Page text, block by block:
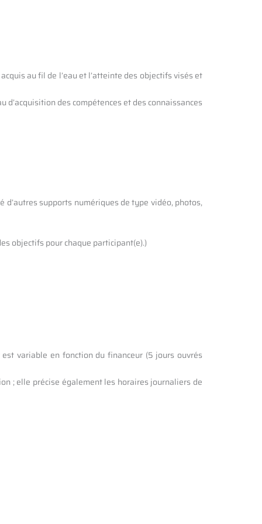
au fil de l’eau et l’atteinte des objectifs visés et
des compétences et des connaissances
supports numériques de type vidéo, photos,
objectifs pour chaque participant(e).)
variable en fonction du financeur (5 jours ouvrés
; elle précise également les horaires journaliers de